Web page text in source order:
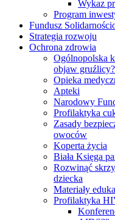
Wykaz
Program
Fundusz
Strategia rozwoju
Ochrona zdrowia
Ogólnopolska
objaw
Opieka
Apteki
Narodowy
Profilaktyka
Zasady
owoców
Koperta życia
Biała Księga
Rozwinąć
dziecka
Materiały
Profilaktyka